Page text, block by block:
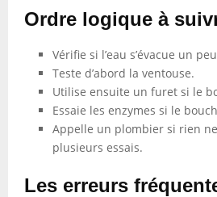
Ordre logique à
Vérifie si l’eau s’évacue un
Teste d’abord la ventouse.
Utilise ensuite un furet si le
Essaie les enzymes si le
Appelle un plombier si rien
plusieurs essais.
Les erreurs